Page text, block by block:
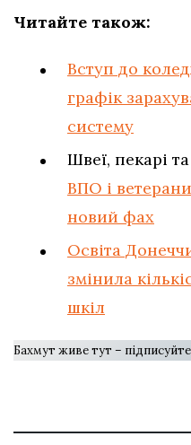
Читайте також:
Вступ до
графік
систему
Швеї, пекарі
ВПО і
новий фах
Освіта
змінила
шкіл
Бахмут живе тут –